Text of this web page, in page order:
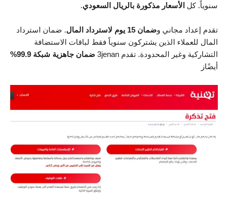
سنوياً. كل الأسعار مذكورة بالريال السعودي.
تقدم إعداد مجاني وضمان 15 يوم لاسترداد المال
. ضمان استرداد
المال للعملاء الذين يشتركون سنوياً فقط لباقات الاستضافة
التشاركية وغير المحدودة. تقدم 3jenan
ضمان جاهزية شبكة 99.9%
أيضًاز